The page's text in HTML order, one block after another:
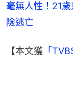
毫無人性！21
險逃亡
【本文獲 「